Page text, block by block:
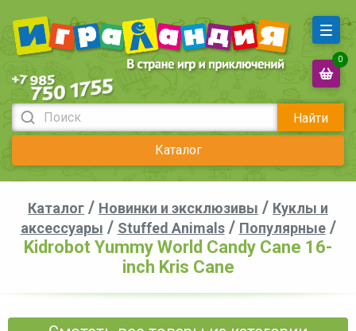
Найти
Каталог
0
Каталог / Новинки и эксклюзивы / Куклы и
аксессуары / Stuffed Animals/ Популярные/
Kidrobot Yummy World Candy Cane 16-
inch Kris Cane